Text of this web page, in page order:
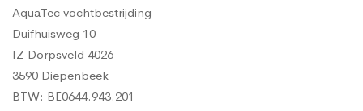
AquaTec vochtbestrijding
Duifhuisweg 10
IZ Dorpsveld 4026
3590 Diepenbeek
BTW: BE0644.943.201